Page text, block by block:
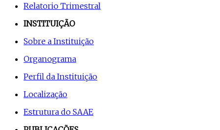
Relatorio Trimestral
INSTITUIÇÃO
Sobre a Instituição
Organograma
Perfil da Instituição
Localização
Estrutura do SAAE